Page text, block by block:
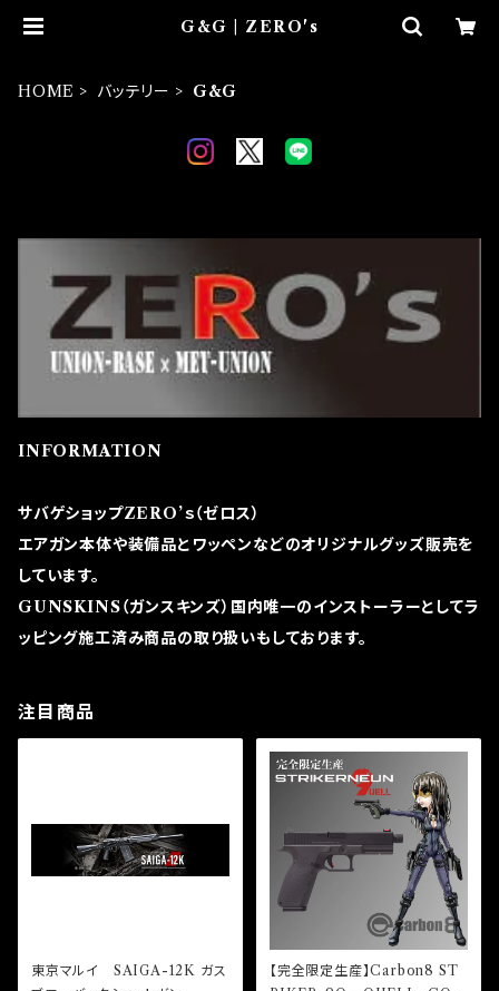
G&G | ZERO's
HOME バッテリー G&G
INFORMATION
サバゲショップZERO’ｓ（ゼロス）
エアガン本体や装備品とワッペンなどのオリジナルグッズ販売を
しています。
GUNSKINS（ガンスキンズ）国内唯一のインストーラーとしてラ
ッピング施工済み商品の取り扱いもしております。
注目商品
東京マルイ SAIGA-12K ガス
【完全限定生産】Carbon8 ST